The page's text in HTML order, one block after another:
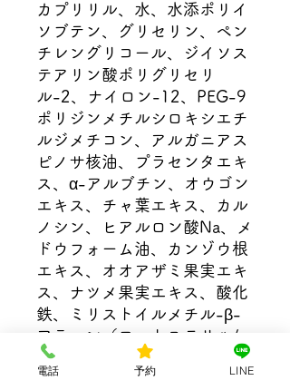
カプリリル、水、水添ポリイ
ソブテン、グリセリン、ペン
チレングリコール、ジイソス
テアリン酸ポリグリセリ
ル-2、ナイロン-12、PEG-9
ポリジンメチルシロキシエチ
ルジメチコン、アルガニアス
ピノサ核油、プラセンタエキ
ス、α-アルブチン、オウゴン
エキス、チャ葉エキス、カル
ノシン、ヒアルロン酸Na、メ
ドウフォーム油、カンゾウ根
エキス、オオアザミ果実エキ
ス、ナツメ果実エキス、酸化
鉄、ミリストイルメチル-β-
アラニン（フィトステリル/
デシルテトラデシル）、水酸
化AI、ジステアルジモニウム
電話 予約 LINE